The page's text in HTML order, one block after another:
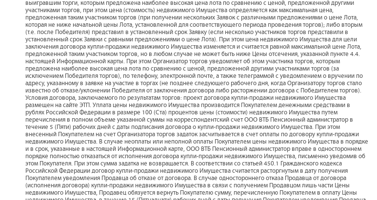
выигравшим торги, которым предложена наиболее высокая цена лота по сравнению с ценой, предложенной другими
участниками торгов, при этом цена (стоимость) недвижимого Имущества определяется как максимальная цена,
предложенная таким участником торгов (при получении нескольких Заявок с различными предложениями о цене Лота,
которая не ниже начальной цены Лота, установленной для соответствующего периода проведения торгов); либо вторым
(т.е. после Победителя) представил в установленный срок Заявку (если несколько участников торгов представили в
установленный срок Заявки с равными предложениями о цене Лота). При этом цена недвижимого Имущества для цели
заключения договора купли-продажи недвижимого Имущества изменяется и считается равной максимальной цене Лота,
предложенной таким участником торгов, но в любом случае не может быть ниже Цены отсечения, указанной пункте 4.4.
настоящей Информационной карты. При этом Организатор торгов уведомляет об этом участника торгов, которым
предложена наиболее высокая цена лота по сравнению с ценой, предложенной другими участниками торгов (за
исключением Победителя торгов), по телефону, электронной почте, а также телеграммой с уведомлением о вручении по
адресу, указанному в заявке на участие в торгах (не позднее следующего рабочего дня, когда Организатору торгов стало
известно об отказе/уклонении Победителя от заключения договора либо расторжении договора с Победителем торгов).
Условия договора, заключаемого по результатам торгов: проект договора купли-продажи недвижимого Имущества
размещен на сайте ЭТП. Уплата цены недвижимого Имущества производится Покупателем денежными средствами в
рублях Российской Федерации в размере 100 (Ста) процентов цены (стоимости) недвижимого Имущества путем
перечисления в полном объеме указанной суммы на корреспондентский счет ООО ВТБ Пенсионный администратор в
течение 5 (Пяти) рабочих дней с даты подписания договора о купли-продажи недвижимого Имущества. При этом
внесенный Покупателем на счет Организатора торгов задаток засчитывается в счет оплаты по договору купли-продажи
недвижимого Имущества. В случае неоплаты или неполной оплаты Покупателем цены недвижимого Имущества в порядке
и в срок, указанные в настоящей Информационной карте, ООО ВТБ Пенсионный администратор вправе в одностороннем
порядке полностью отказаться от исполнения договора купли-продажи недвижимого Имущества, письменно уведомив об
этом Покупателя. При этом сумма задатка не возвращается. В соответствии со статьей 450.1 Гражданского кодекса
Российской Федерации договор купли-продажи недвижимого Имущества считается расторгнутым в дату получения
Покупателем уведомления Продавца об отказе от договора. В случае одностороннего отказа Продавца от договора
(исполнения договора) купли-продажи недвижимого Имущества в связи с получением Продавцом лишь части Цены
недвижимого Имущества, Продавец обязуется вернуть Покупателю сумму, перечисленную Покупателем в оплату Цены